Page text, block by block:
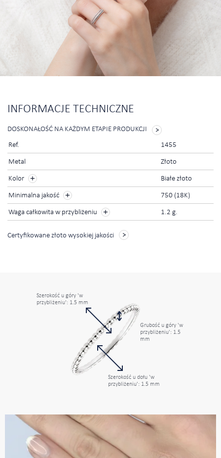
INFORMACJE TECHNICZNE
DOSKONAŁOŚĆ NA KAŻDYM ETAPIE PRODUKCJI
Ref. 1455
Metal Złoto
Kolor Białe złoto
Minimalna jakość 750 (18K)
Waga całkowita w przybliżeniu 1.2 g.
Certyfikowane złoto wysokiej jakości
Szerokość u góry 'w
przybliżeniu': 1.5 mm
Grubość u góry 'w
przybliżeniu': 1.5
mm
Szerokość u dołu 'w
przybliżeniu': 1.5 mm